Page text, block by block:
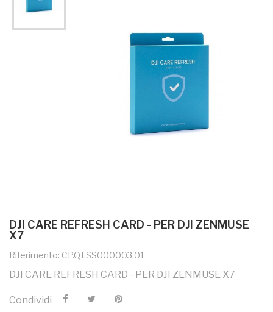
DJI CARE REFRESH CARD - PER DJI ZENMUSE
X7
Riferimento: CP.QT.SS000003.01
DJI CARE REFRESH CARD - PER DJI ZENMUSE X7
Condividi